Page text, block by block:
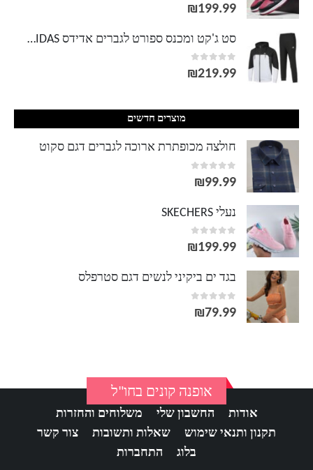
0
out of 5
₪199.99
סט ג'קט ומכנס ספורט לגברים אדידס ADIDAS
0
out of 5
₪219.99
מוצרים חדשים
חולצה מכופתרת ארוכה לגברים דגם סקוט
0
out of 5
₪99.99
נעלי SKECHERS
0
out of 5
₪199.99
בגד ים ביקיני לנשים דגם סטרפלס
0
out of 5
₪79.99
אופנה קונים בחו"ל
אודות החשבון שלי
משלוחים והחזרות
תקנון ותנאי שימוש
שאלות ותשובות
צור קשר
בלוג
התחברות